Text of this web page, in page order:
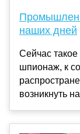
наших дней
Сейчас
шпионаж, к
возникнуть